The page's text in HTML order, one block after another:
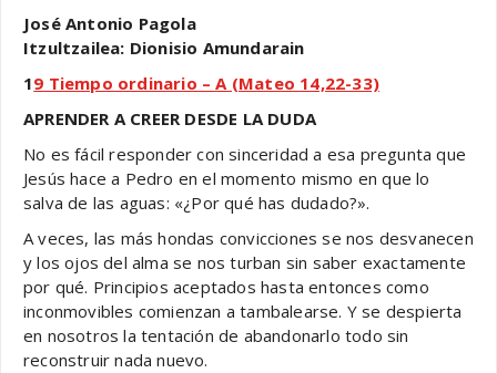
José Antonio Pagola
Itzultzailea: Dionisio Amundarain
19 Tiempo ordinario – A (Mateo 14,22-33)
APRENDER A CREER DESDE LA DUDA
No es fácil responder con sinceridad a esa pregunta que
Jesús hace a Pedro en el momento mismo en que lo
salva de las aguas: «¿Por qué has dudado?».
A veces, las más hondas convicciones se nos desvanecen
y los ojos del alma se nos turban sin saber exactamente
por qué. Principios aceptados hasta entonces como
inconmovibles comienzan a tambalearse. Y se despierta
en nosotros la tentación de abandonarlo todo sin
reconstruir nada nuevo.